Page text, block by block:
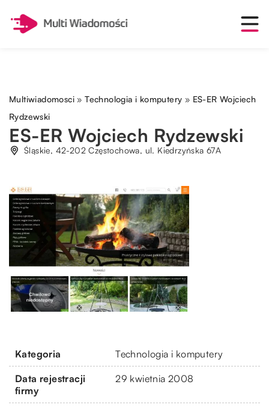
Multiwiadomosci »Technologia i komputery » ES-ER Wojciech
Rydzewski
ES-ER Wojciech Rydzewski
Śląskie, 42-202 Częstochowa, ul. Kiedrzyńska 67A
Kategoria Technologia i komputery
Data rejestracji
firmy
29 kwietnia 2008